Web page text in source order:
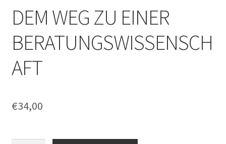
DEM WEG ZU EINER
BERATUNGSWISSENSCH
AFT
€34,00